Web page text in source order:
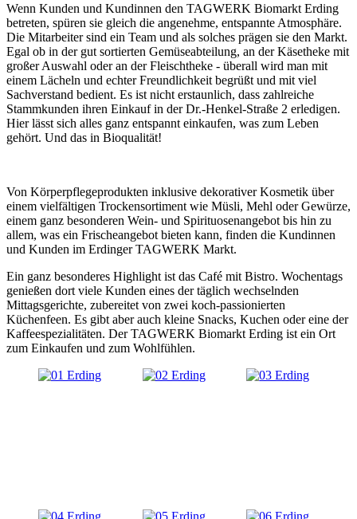
Wenn Kunden und Kundinnen den TAGWERK Biomarkt Erding
betreten, spüren sie gleich die angenehme, entspannte Atmosphäre.
Die Mitarbeiter sind ein Team und als solches prägen sie den Markt.
Egal ob in der gut sortierten Gemüseabteilung, an der Käsetheke mit
großer Auswahl oder an der Fleischtheke - überall wird man mit
einem Lächeln und echter Freundlichkeit begrüßt und mit viel
Sachverstand bedient. Es ist nicht erstaunlich, dass zahlreiche
Stammkunden ihren Einkauf in der Dr.-Henkel-Straße 2 erledigen.
Hier lässt sich alles ganz entspannt einkaufen, was zum Leben
gehört. Und das in Bioqualität!
Von Körperpflegeprodukten inklusive dekorativer Kosmetik über
einem vielfältigen Trockensortiment wie Müsli, Mehl oder Gewürze,
einem ganz besonderen Wein- und Spirituosenangebot bis hin zu
allem, was ein Frischeangebot bieten kann, finden die Kundinnen
und Kunden im Erdinger TAGWERK Markt.
Ein ganz besonderes Highlight ist das Café mit Bistro. Wochentags
genießen dort viele Kunden eines der täglich wechselnden
Mittagsgerichte, zubereitet von zwei koch-passionierten
Küchenfeen. Es gibt aber auch kleine Snacks, Kuchen oder eine der
Kaffeespezialitäten. Der TAGWERK Biomarkt Erding ist ein Ort
zum Einkaufen und zum Wohlfühlen.